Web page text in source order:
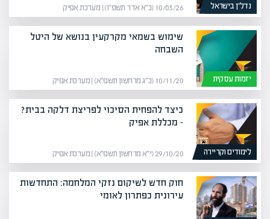
נדל”ן בישראל 10/03/26 (כ״א אדר תשפ״ו) | מערכת אפיק
יזמות עסקית
שימוש בשמאי מקרקעין בנושא של היטל
השבחה
10/11/20 (כ״ג מרחשון תשפ״א) | מערכת אפיק
לימודים וקריירה
כיצד להפחית הסיכוי לפריצת דלקה בבית?
– מכללת אפיק
29/10/20 (י״א מרחשון תשפ״א) | מערכת אפיק
חוק חדש לשיקום נזקי המלחמה: התחדשות
עירונית כפתרון לאומי